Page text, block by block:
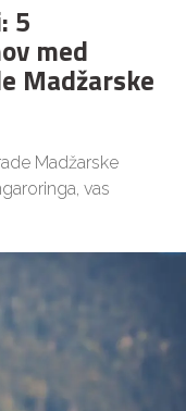
5
med
Madžarske
Madžarske
vas